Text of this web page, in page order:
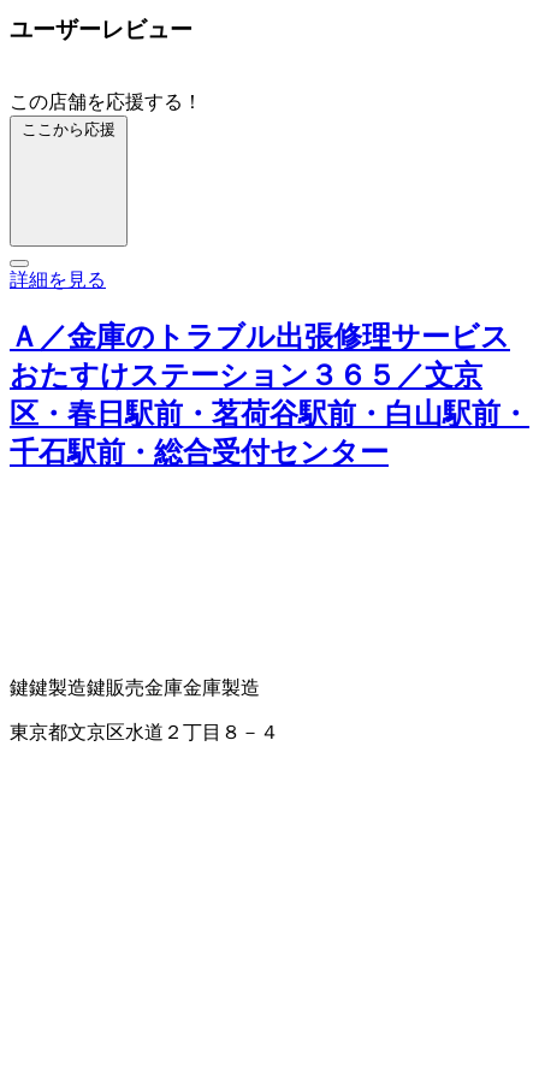
ユーザーレビュー
この店舗を応援する！
ここから応援
詳細を見る
Ａ／金庫のトラブル出張修理サービス
おたすけステーション３６５／文京
区・春日駅前・茗荷谷駅前・白山駅前・
千石駅前・総合受付センター
鍵鍵製造鍵販売金庫金庫製造
東京都文京区水道２丁目８－４